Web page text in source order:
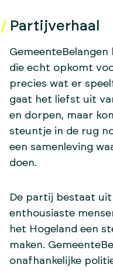
Partijverhaal
die echt opkomt
precies wat er
gaat het liefst uit
en dorpen, maar
steuntje in de rug
een samenleving
doen.
De partij bestaat
enthousiaste
het Hogeland een
maken.
onafhankelijke